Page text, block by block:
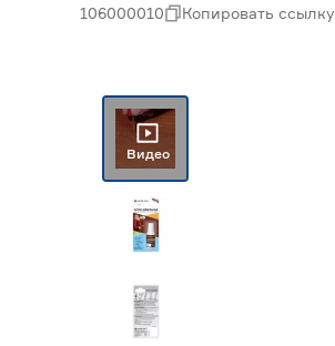
106000010 Копировать ссылку
Видео